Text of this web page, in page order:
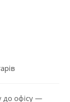
до офісу —